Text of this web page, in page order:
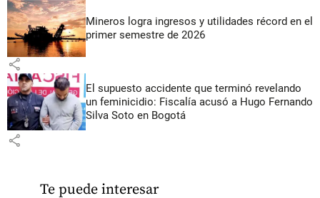
Mineros logra ingresos y utilidades récord en el
primer semestre de 2026
share
El supuesto accidente que terminó revelando
un feminicidio: Fiscalía acusó a Hugo Fernando
Silva Soto en Bogotá
share
Te puede interesar